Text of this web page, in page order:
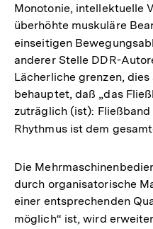
Monotonie, intellektuelle
überhöhte muskuläre
einseitigen
anderer Stelle DDR-
Lächerliche grenzen,
behauptet, daß „das
zuträglich (ist): Fließband
Rhythmus ist dem
Die
durch organisatorische
einer entsprechenden
möglich“ ist, wird